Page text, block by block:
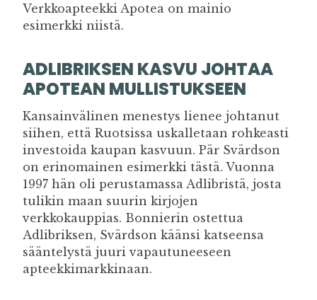
Verkkoapteekki Apotea on mainio
esimerkki niistä.
ADLIBRIKSEN KASVU JOHTAA
APOTEAN MULLISTUKSEEN
Kansainvälinen menestys lienee johtanut
siihen, että Ruotsissa uskalletaan rohkeasti
investoida kaupan kasvuun. Pär Svärdson
on erinomainen esimerkki tästä. Vuonna
1997 hän oli perustamassa Adlibristä, josta
tulikin maan suurin kirjojen
verkkokauppias. Bonnierin ostettua
Adlibriksen, Svärdson käänsi katseensa
sääntelystä juuri vapautuneeseen
apteekkimarkkinaan.